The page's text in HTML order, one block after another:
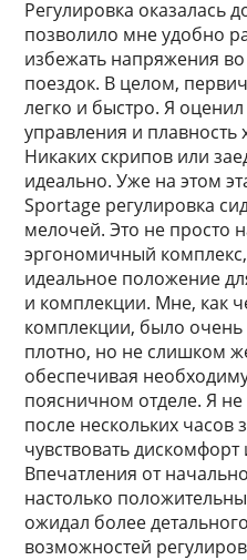
Регулировка оказалась
позволило мне удобно
избежать напряжения
поездок. В целом,
легко и быстро. Я
управления и плавность
Никаких скрипов или
идеально. Уже на этом
Sportage регулировка
мелочей. Это не просто
эргономичный
идеальное положение
и комплекции. Мне, как
комплекции, было
плотно, но не слишком
обеспечивая
поясничном отделе. Я
после нескольких часов
чувствовать дискомфорт
Впечатления от
настолько
ожидал более
возможностей